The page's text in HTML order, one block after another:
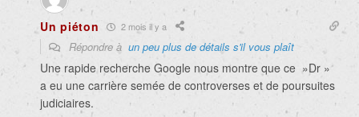
Un piéton 2 mois il y a
Répondre à un peu plus de détails s'il vous plaît
Une rapide recherche Google nous montre que ce »Dr »
a eu une carrière semée de controverses et de poursuites
judiciaires.